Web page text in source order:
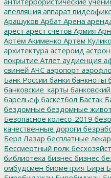
апелляция аппарат
Арашуков Арбат Арена
арест арест счетов Армия
Артём Акименко Артём
архитектура астероид
покрытие Атлет аудиенция
свиней АЧС аэропорт
Банк России банки банкноты
банковские_карты
барельеф баскетбол Бастак
бездомные бездомные
Безопасное колесо-2019
качественные дороги
Берл Лазар бесплатные
Бессмертный полк
библиотека бизнес бизнес
омбудсмен биометрия Бира